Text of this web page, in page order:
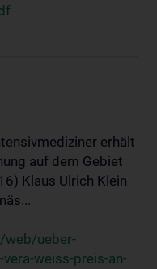
erhält
auf dem Gebiet
Klaus Ulrich Klein
web/ueber-
weiss-preis-an-